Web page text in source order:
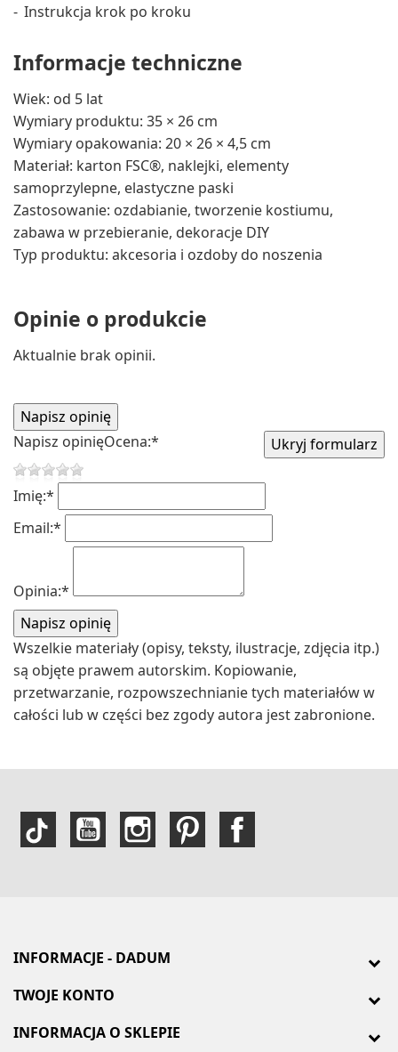
Instrukcja krok po kroku
Informacje techniczne
Wiek: od 5 lat
Wymiary produktu: 35 × 26 cm
Wymiary opakowania: 20 × 26 × 4,5 cm
Materiał: karton FSC®, naklejki, elementy
samoprzylepne, elastyczne paski
Zastosowanie: ozdabianie, tworzenie kostiumu,
zabawa w przebieranie, dekoracje DIY
Typ produktu: akcesoria i ozdoby do noszenia
Opinie o produkcie
Aktualnie brak opinii.
Napisz opinięOcena:*
Imię:*
Email:*
Opinia:*
Wszelkie materiały (opisy, teksty, ilustracje, zdjęcia itp.)
są objęte prawem autorskim. Kopiowanie,
przetwarzanie, rozpowszechnianie tych materiałów w
całości lub w części bez zgody autora jest zabronione.
INFORMACJE - DADUM
TWOJE KONTO
INFORMACJA O SKLEPIE